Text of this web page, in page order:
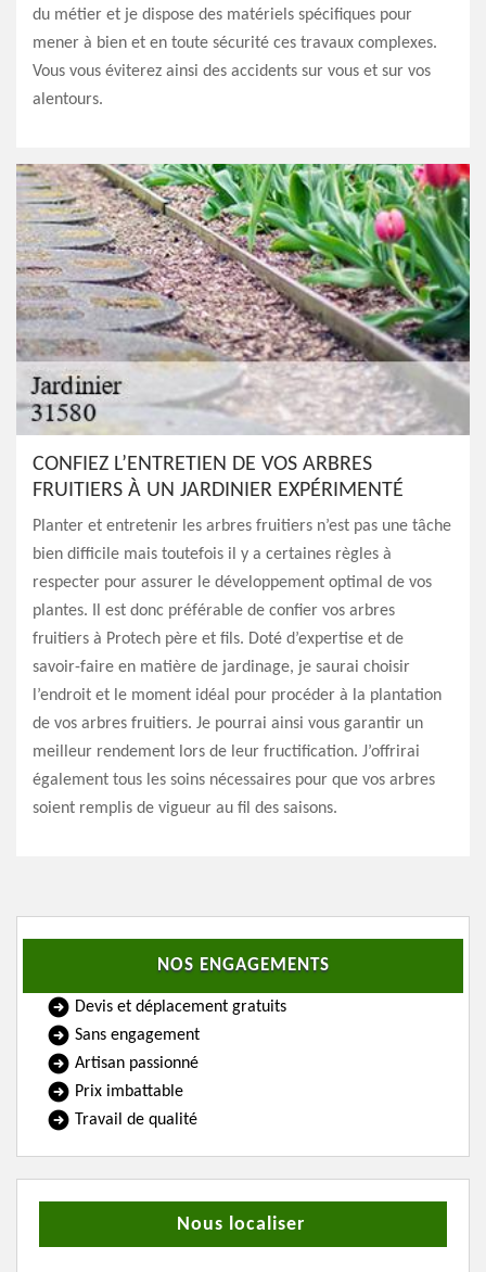
du métier et je dispose des matériels spécifiques pour
mener à bien et en toute sécurité ces travaux complexes.
Vous vous éviterez ainsi des accidents sur vous et sur vos
alentours.
CONFIEZ L’ENTRETIEN DE VOS ARBRES
FRUITIERS À UN JARDINIER EXPÉRIMENTÉ
Planter et entretenir les arbres fruitiers n’est pas une tâche
bien difficile mais toutefois il y a certaines règles à
respecter pour assurer le développement optimal de vos
plantes. Il est donc préférable de confier vos arbres
fruitiers à Protech père et fils. Doté d’expertise et de
savoir-faire en matière de jardinage, je saurai choisir
l’endroit et le moment idéal pour procéder à la plantation
de vos arbres fruitiers. Je pourrai ainsi vous garantir un
meilleur rendement lors de leur fructification. J’offrirai
également tous les soins nécessaires pour que vos arbres
soient remplis de vigueur au fil des saisons.
NOS ENGAGEMENTS
Devis et déplacement gratuits
Sans engagement
Artisan passionné
Prix imbattable
Travail de qualité
Nous localiser